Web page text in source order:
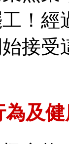
！經
接受
及